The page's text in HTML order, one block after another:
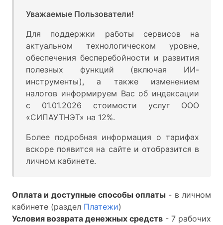
Уважаемые Пользователи!
Для поддержки работы сервисов на
актуальном технологическом уровне,
обеспечения бесперебойности и развития
полезных функций (включая ИИ-
инструменты), а также изменением
налогов информируем Вас об индексации
с 01.01.2026 стоимости услуг ООО
«СИПАУТНЭТ» на 12%.
Более подробная информация о тарифах
вскоре появится на сайте и отобразится в
личном кабинете.
Оплата и доступные способы оплаты - в личном
кабинете (раздел Платежи)
Условия возврата денежных средств - 7 рабочих